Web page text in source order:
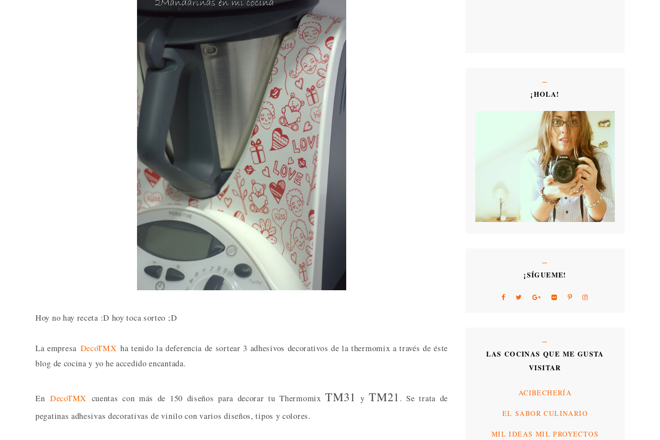
Hoy no hay receta :D hoy toca sorteo ;D
La empresa DecoTMX ha tenido la deferencia de sortear 3 adhesivos decorativos de la thermomix a través de éste
blog de cocina y yo he accedido encantada.
EnDecoTMX cuentas con más de 150 diseños para decorar tu ThermomixTM31 yTM21. Se trata de
pegatinas adhesivas decorativas de vinilo con varios diseños, tipos y colores.
¡HOLA!
¡SÍGUEME!
LAS COCINAS QUE ME GUSTA
VISITAR
ACIBECHERÍA
EL SABOR CULINARIO
MIL IDEAS MIL PROYECTOS